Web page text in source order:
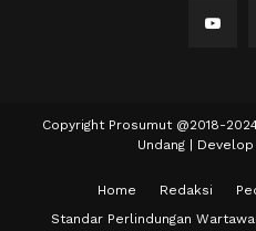
Copyright Prosumut @2018-
Undang |
Home Redaksi
Standar Perlindungan